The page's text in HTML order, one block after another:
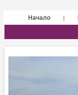
Начало |